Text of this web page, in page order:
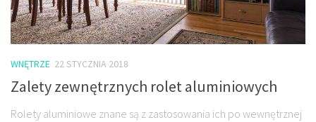
WNĘTRZE 22 STYCZNIA 2018
Zalety zewnętrznych rolet aluminiowych
Rolety aluminiowe znane są z zastosowania ich po wewnętrznej